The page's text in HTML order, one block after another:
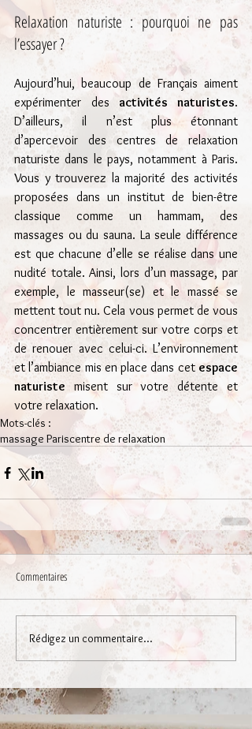
Relaxation naturiste : pourquoi ne pas
l’essayer ?
Aujourd’hui, beaucoup de Français aiment
expérimenter des activités naturistes.
D’ailleurs, il n’est plus étonnant
d’apercevoir des centres de relaxation
naturiste dans le pays, notamment à Paris.
Vous y trouverez la majorité des activités
proposées dans un institut de bien-être
classique comme un hammam, des
massages ou du sauna. La seule différence
est que chacune d’elle se réalise dans une
nudité totale. Ainsi, lors d’un massage, par
exemple, le masseur(se) et le massé se
mettent tout nu. Cela vous permet de vous
concentrer entièrement sur votre corps et
de renouer avec celui-ci. L’environnement
et l’ambiance mis en place dans cet espace
naturiste misent sur votre détente et
votre relaxation.
Mots-clés :
massage Pariscentre de relaxation
Commentaires
Rédigez un commentaire...